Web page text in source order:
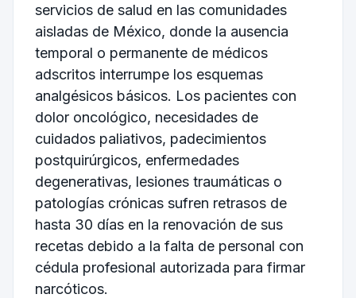
servicios de salud en las comunidades
aisladas de México, donde la ausencia
temporal o permanente de médicos
adscritos interrumpe los esquemas
analgésicos básicos. Los pacientes con
dolor oncológico, necesidades de
cuidados paliativos, padecimientos
postquirúrgicos, enfermedades
degenerativas, lesiones traumáticas o
patologías crónicas sufren retrasos de
hasta 30 días en la renovación de sus
recetas debido a la falta de personal con
cédula profesional autorizada para firmar
narcóticos.